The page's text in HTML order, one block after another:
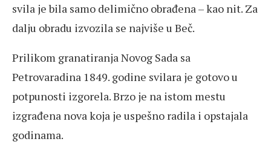
svila je bila samo delimično obrađena – kao nit. Za
dalju obradu izvozila se najviše u Beč.
Prilikom granatiranja Novog Sada sa
Petrovaradina 1849. godine svilara je gotovo u
potpunosti izgorela. Brzo je na istom mestu
izgrađena nova koja je uspešno radila i opstajala
godinama.